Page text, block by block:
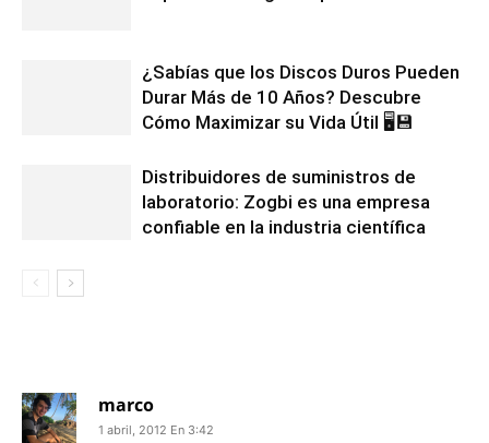
¿Sabías que los Discos Duros Pueden
Durar Más de 10 Años? Descubre
Cómo Maximizar su Vida Útil 🖥️💾
Distribuidores de suministros de
laboratorio: Zogbi es una empresa
confiable en la industria científica
marco
1 abril, 2012 En 3:42